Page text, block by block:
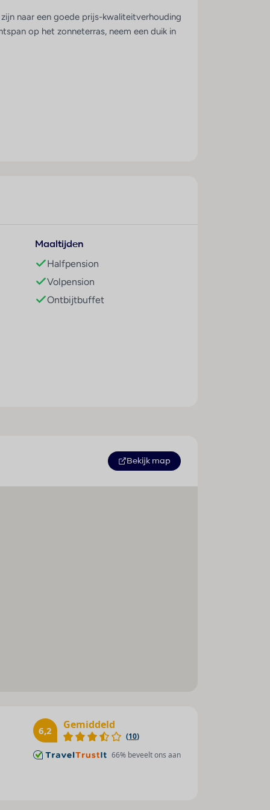
naar een goede prijs-kwaliteitverhouding
op het zonneterras, neem een duik in
Cabral ligt op ca. 16 km afstand.
Denk aan een eigen badkamer,
van alleen logies (alleen beschikbaar bij
Maaltijden
Halfpension
Volpension
Ontbijtbuffet
Bekijk map
6,2 Gemiddeld
(10)
66% beveelt ons aan